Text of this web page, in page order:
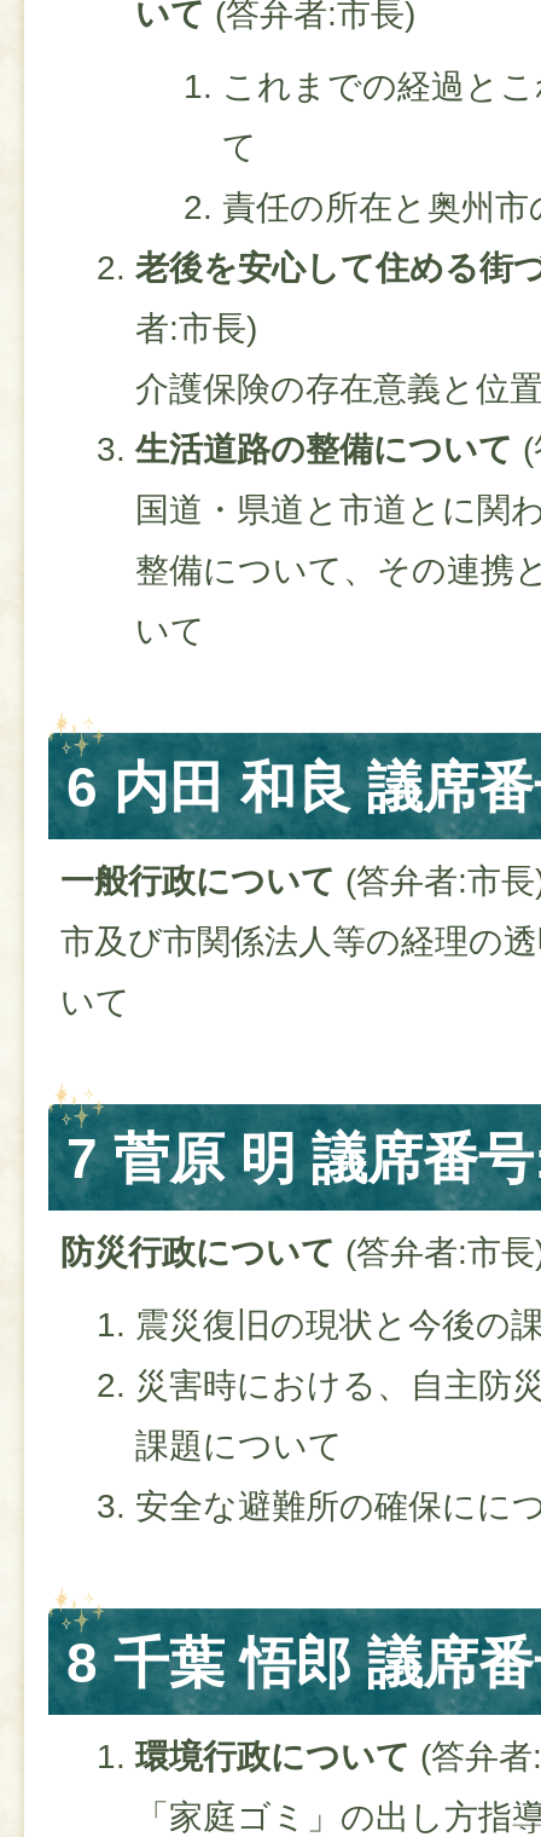
いて (答弁者:市長)
これまでの経過と
て
責任の所在と奥州
老後を安心して住める街
者:市長)
介護保険の存在意義と位
生活道路の整備について
国道・県道と市道とに関
整備について、その連携
いて
6 内田 和良 議席
一般行政について (答弁者:市
市及び市関係法人等の経理の
いて
7 菅原 明 議席番
防災行政について (答弁者:市
震災復旧の現状と今後の
災害時における、自主防
課題について
安全な避難所の確保にに
8 千葉 悟郎 議席
環境行政について (答弁
「家庭ゴミ」の出し方指